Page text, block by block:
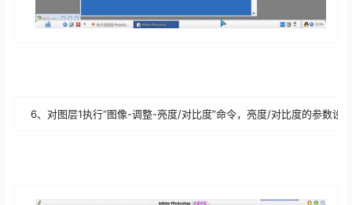
6、对图层1执行“图像-调整-亮度/对比度”命令，亮度/对比度的参数设